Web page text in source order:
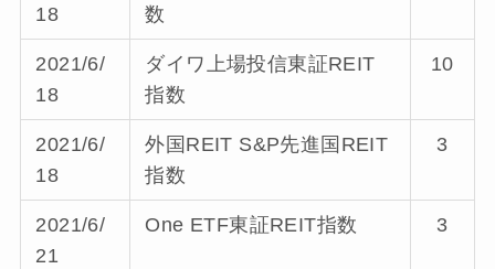
18
数
2021/6/
18
ダイワ上場投信東証REIT
指数
10
2021/6/
18
外国REIT S&P先進国REIT
指数
3
2021/6/
21
One ETF東証REIT指数 3